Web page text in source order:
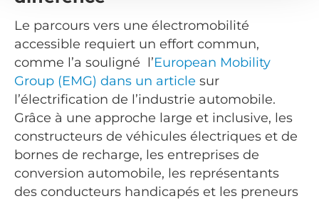
Le parcours vers une électromobilité
accessible requiert un effort commun,
comme l’a souligné l’European Mobility
Group (EMG) dans un article sur
l’électrification de l’industrie automobile.
Grâce à une approche large et inclusive, les
constructeurs de véhicules électriques et de
bornes de recharge, les entreprises de
conversion automobile, les représentants
des conducteurs handicapés et les preneurs